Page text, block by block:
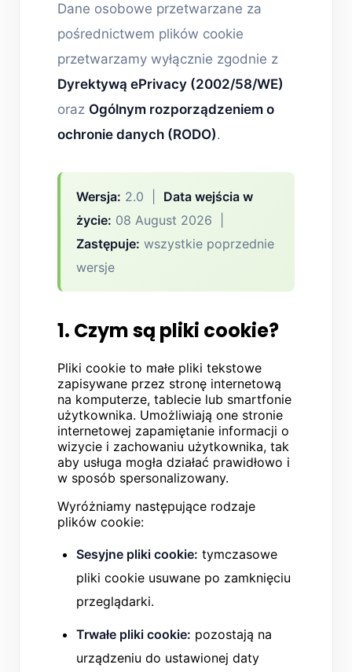
Dane osobowe przetwarzane za
pośrednictwem plików cookie
przetwarzamy wyłącznie zgodnie z
Dyrektywą ePrivacy (2002/58/WE)
oraz Ogólnym rozporządzeniem o
ochronie danych (RODO).
Wersja: 2.0 | Data wejścia w
życie: 08 August 2026 |
Zastępuje: wszystkie poprzednie
wersje
1. Czym są pliki cookie?
Pliki cookie to małe pliki tekstowe
zapisywane przez stronę internetową
na komputerze, tablecie lub smartfonie
użytkownika. Umożliwiają one stronie
internetowej zapamiętanie informacji o
wizycie i zachowaniu użytkownika, tak
aby usługa mogła działać prawidłowo i
w sposób spersonalizowany.
Wyróżniamy następujące rodzaje
plików cookie:
Sesyjne pliki cookie: tymczasowe
pliki cookie usuwane po zamknięciu
przeglądarki.
Trwałe pliki cookie: pozostają na
urządzeniu do ustawionej daty